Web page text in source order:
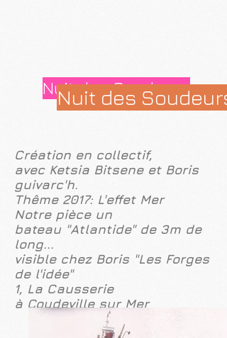
Nuit des Soudeurs
Nuit des Soudeurs
Création en collectif,
avec Ketsia Bitsene et Boris
guivarc'h.
Thême 2017: L'effet Mer
Notre pièce un
bateau "Atlantide" de 3m de
long...
visible chez Boris "Les Forges
de l'idée"
1, La Causserie
à Coudeville sur Mer